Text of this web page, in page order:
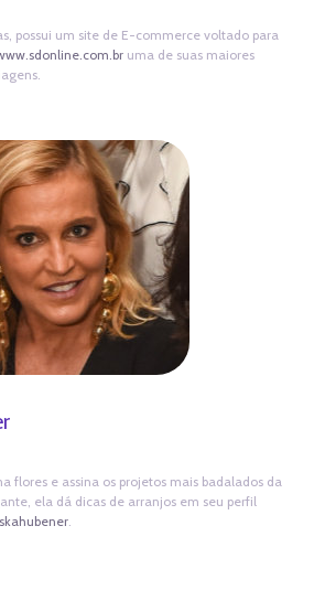
possui um site de E-commerce voltado para
uma de suas maiores
flores e assina os projetos mais badalados da
ela dá dicas de arranjos em seu perfil